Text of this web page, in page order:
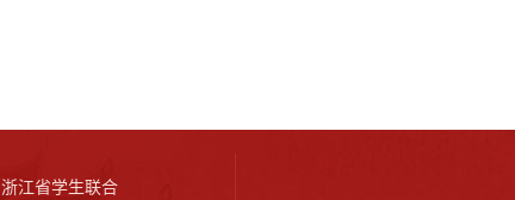
浙江省学生联合